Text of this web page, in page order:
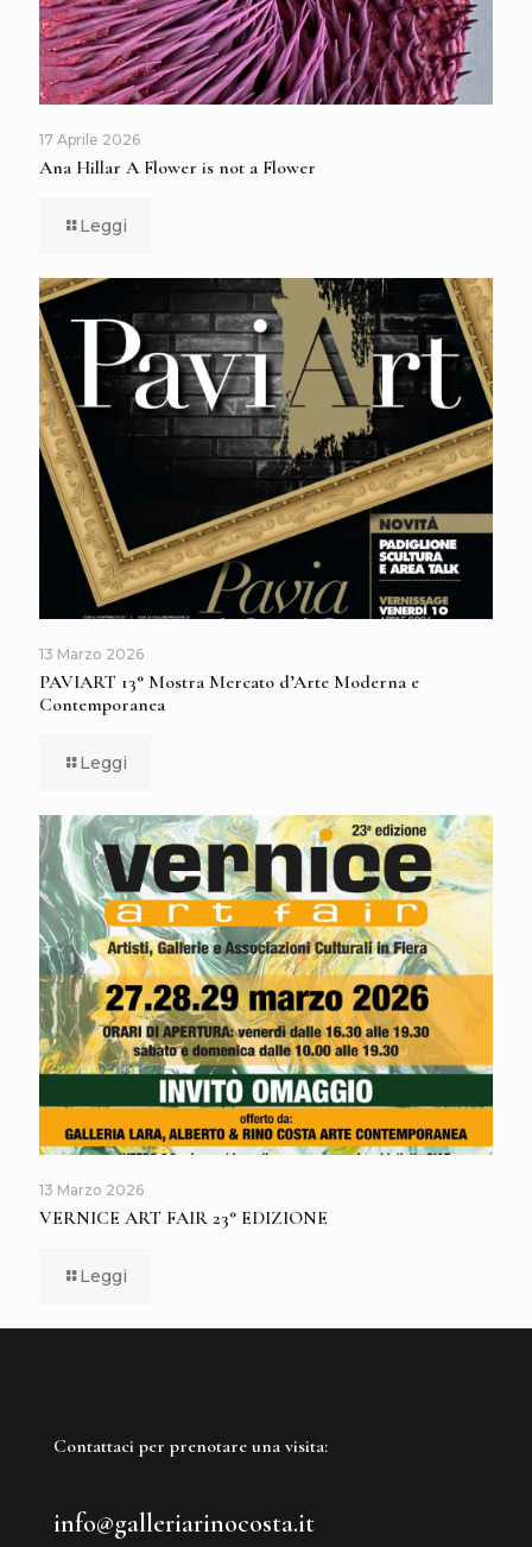
17 Aprile 2026
Ana Hillar A Flower is not a Flower
Leggi
13 Marzo 2026
PAVIART 13° Mostra Mercato d’Arte Moderna e
Contemporanea
Leggi
13 Marzo 2026
VERNICE ART FAIR 23° EDIZIONE
Leggi
Contattaci per prenotare una visita:
info@galleriarinocosta.it